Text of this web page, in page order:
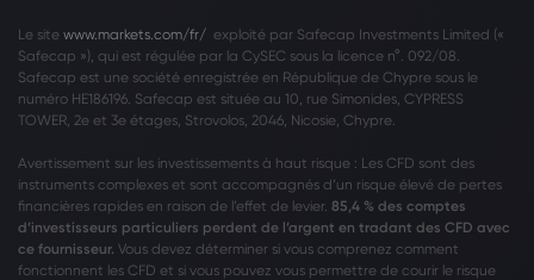
Le site www.markets.com/fr/ exploité par Safecap Investments Limited («
Safecap »), qui est régulée par la CySEC sous la licence n°. 092/08.
Safecap est une société enregistrée en République de Chypre sous le
numéro HE186196. Safecap est située au 10, rue Simonides, CYPRESS
TOWER, 2e et 3e étages, Strovolos, 2046, Nicosie, Chypre.
Avertissement sur les investissements à haut risque : Les CFD sont des
instruments complexes et sont accompagnés d’un risque élevé de pertes
financières rapides en raison de l’effet de levier. 85,4 % des comptes
d’investisseurs particuliers perdent de l’argent en tradant des CFD avec
ce fournisseur. Vous devez déterminer si vous comprenez comment
fonctionnent les CFD et si vous pouvez vous permettre de courir le risque